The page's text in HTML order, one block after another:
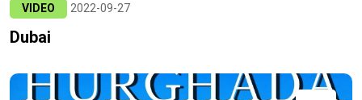
VIDEO 2022-09-27
Dubai